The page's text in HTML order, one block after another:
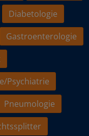
Diabetologie
Gastroenterologie
Psychiatrie
Pneumologie